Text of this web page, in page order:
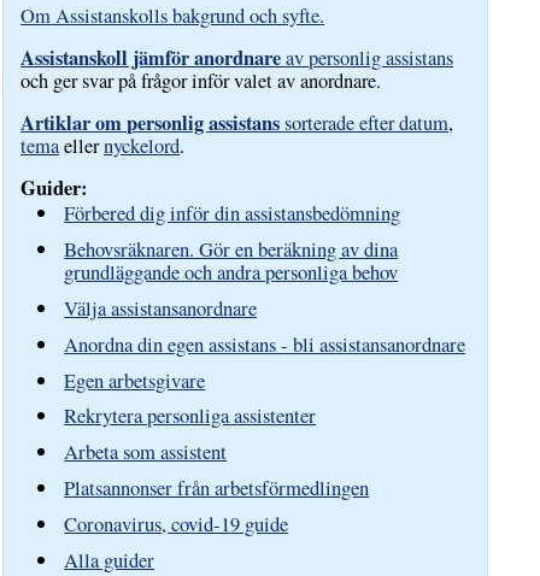
Om Assistanskolls bakgrund och syfte.
Assistanskoll jämför anordnareav personlig assistans
och ger svar på frågor inför valet av anordnare.
Artiklar om personlig assistanssorterade efter datum,
temaellernyckelord.
Guider:
Förbered dig inför din assistansbedömning
Behovsräknaren. Gör en beräkning av dina
grundläggande och andra personliga behov
Välja assistansanordnare
Anordna din egen assistans - bli assistansanordnare
Egen arbetsgivare
Rekrytera personliga assistenter
Arbeta som assistent
Platsannonser från arbetsförmedlingen
Coronavirus, covid-19 guide
Alla guider